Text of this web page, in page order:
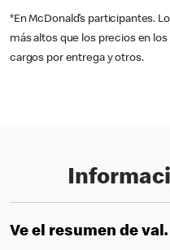
*En McDonald’s participantes.
más altos que los precios en
cargos por entrega y otros.
Ve el resumen de